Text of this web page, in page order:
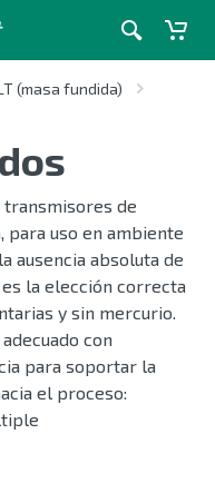
(masa fundida)
transmisores de
para uso en ambiente
ausencia absoluta de
la elección correcta
y sin mercurio.
con
para soportar la
el proceso: